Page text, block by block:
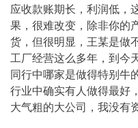
应收款账期长，利润低，
果，很难改变，除非你的
货，但很明显，王某是做
工厂经营这么多年，到今
同行中哪家是做得特别牛
行业中确实有人做得最好
大气粗的大公司，我没有